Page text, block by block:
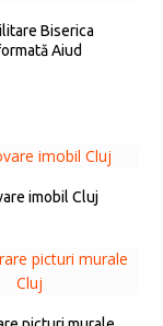
Biserica
Aiud
imobil Cluj